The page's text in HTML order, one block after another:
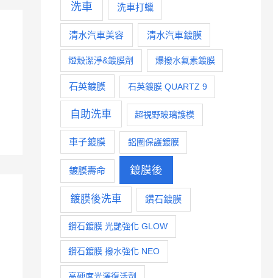
洗車 洗車打蠟
清水汽車美容 清水汽車鍍膜
燈殼潔淨&鍍膜劑 爆撥水氟素鍍膜
石英鍍膜 石英鍍膜 QUARTZ 9
自助洗車 超視野玻璃護模
車子鍍膜 鋁圈保護鍍膜
鍍膜壽命 鍍膜後
鍍膜後洗車 鑽石鍍膜
鑽石鍍膜 光艷強化 GLOW
鑽石鍍膜 撥水強化 NEO
高硬度光澤復活劑